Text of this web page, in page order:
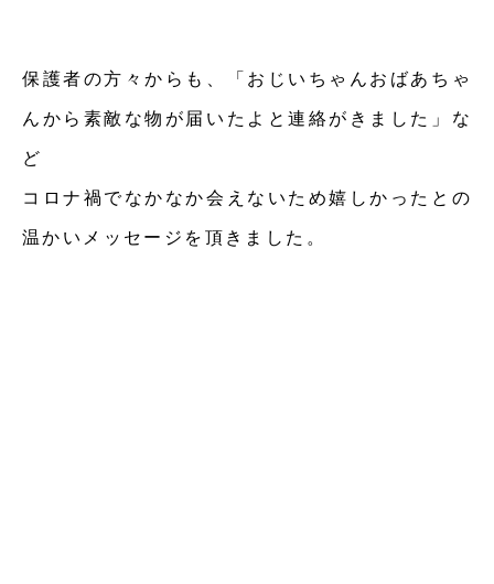
保護者の方々からも、「おじいちゃんおばあちゃ
んから素敵な物が届いたよと連絡がきました」な
ど
コロナ禍でなかなか会えないため嬉しかったとの
温かいメッセージを頂きました。